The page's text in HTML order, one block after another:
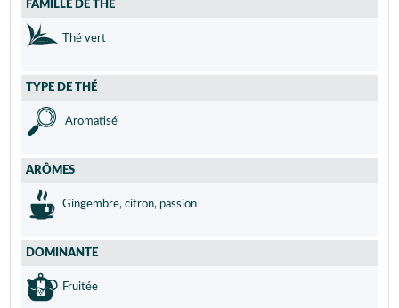
FAMILLE DE THÉ
Thé vert
TYPE DE THÉ
Aromatisé
ARÔMES
Gingembre, citron, passion
DOMINANTE
Fruitée